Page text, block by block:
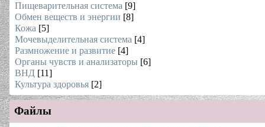
Пищеварительная система [9]
Обмен веществ и энергии [8]
Кожа [5]
Мочевыделительная система [4]
Размножение и развитие [4]
Органы чувств и анализаторы [6]
ВНД [11]
Культура здоровья [2]
Файлы